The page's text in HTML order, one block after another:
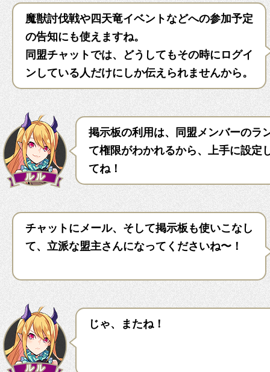
魔獣討伐戦や四天竜イベントなどへの参加予定
の告知にも使えますね。
同盟チャットでは、どうしてもその時にログイ
ンしている人だけにしか伝えられませんから。
掲示板の利用は、同盟メンバーのラ
て権限がわかれるから、上手に設定
てね！
チャットにメール、そして掲示板も使いこなし
て、立派な盟主さんになってくださいね〜！
じゃ、またね！